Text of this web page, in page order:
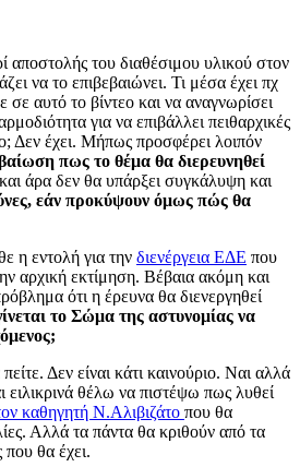
αποστολής του διαθέσιμου υλικού στον
να το επιβεβαιώνει. Τι μέσα έχει πχ
σε αυτό το βίντεο και να αναγνωρίσει
για να επιβάλλει πειθαρχικές
Δεν έχει. Μήπως προσφέρει λοιπόν
πως το θέμα θα διερευνηθεί
άρα δεν θα υπάρξει συγκάλυψη και
εάν προκύψουν όμως πώς θα
η εντολή για την διενέργεια ΕΔΕ που
αρχική εκτίμηση. Βέβαια ακόμη και
ότι η έρευνα θα διενεργηθεί
το Σώμα της αστυνομίας να
Δεν είναι κάτι καινούριο. Ναι αλλά
ειλικρινά θέλω να πιστέψω πως λυθεί
καθηγητή Ν.Αλιβιζάτο που θα
Αλλά τα πάντα θα κριθούν από τα
που θα έχει.